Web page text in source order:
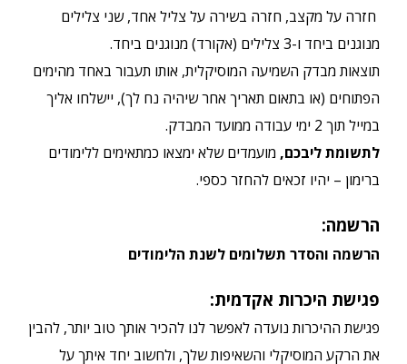
חזרה על מקצב, חזרה בשירה על צליל אחד, שני צלילים
מנוגנים ביחד ו-3 צלילים (אקורד) מנוגנים ביחד.
תוצאות מבדק השמיעה המוסיקלית, אותו תעבור באחד מהימים
הפתוחים (או בתאום תאריך אחר שיהיה נח לך), יישלחו אליך
במייל תוך 2 ימי עבודה ממועד המבדק.
לתשומת ליבכם, מועמדים שלא ימצאו כמתאימים ללימודים
ברימון – יהיו זכאים להחזר כספי.
הרשמה:
הרשמה והסדר תשלומים לשנת הלימודים
פגישת היכרות אקדמית:
פגישת ההיכרות נועדה לאפשר לנו להכיר אותך טוב יותר, להבין
את הרקע המוסיקלי והשאיפות שלך, ולחשוב יחד איתך על